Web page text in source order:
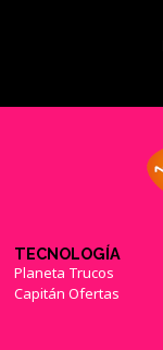
TECNOLOGÍA
Planeta Trucos
Capitán Ofertas